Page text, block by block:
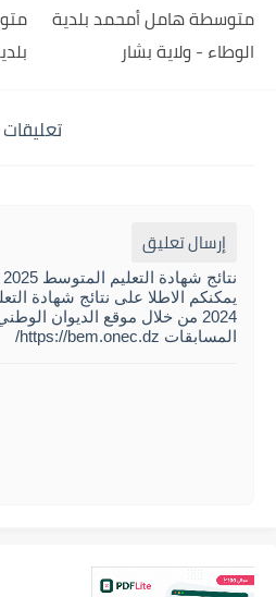
متوسطة هامل أمحمد بلدية
الوطاء - ولاية بشار
تعليقات
إرسال تعليق
نتائج شهادة التعليم المتوسط 2025
يمكنكم الاطلا على نتائج شهادة
2024 من خلال موقع الديوان
المسابقات https://bem.onec.dz/